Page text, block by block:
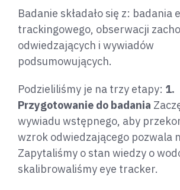
Badanie składało się z: badania
trackingowego, obserwacji
odwiedzających i wywiadów
podsumowujących.
Podzieliliśmy je na trzy etapy: 1.
Przygotowanie do badania
wywiadu wstępnego, aby
wzrok odwiedzającego pozwala
Zapytaliśmy o stan wiedzy o
skalibrowaliśmy eye tracker.